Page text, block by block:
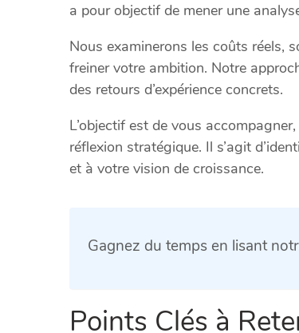
a pour objectif de mener une
Nous examinerons les coûts réels,
freiner votre ambition. Notre
des retours d’expérience concrets.
L’objectif est de vous
réflexion stratégique. Il s’agit
et à votre vision de croissance.
Gagnez du temps en lisant
Points Clés à